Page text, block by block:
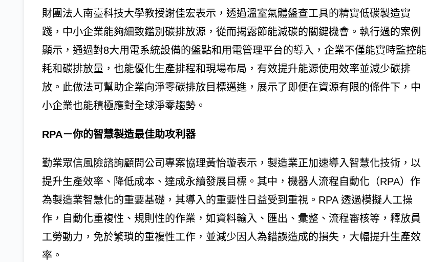
財團法人南臺科技大學教授謝佳宏表示，透過溫室氣體盤查工具的精實低碳製造實
踐，中小企業能夠細致鑑別碳排放源，從而揭露節能減碳的關鍵機會。執行過的案例
顯示，通過對8大用電系統設備的盤點和用電管理平台的導入，企業不僅能實時監控能
耗和碳排放量，也能優化生產排程和現場布局，有效提升能源使用效率並減少碳排
放。此做法可幫助企業向淨零碳排放目標邁進，展示了即便在資源有限的條件下，中
小企業也能積極應對全球淨零趨勢。
RPA－你的智慧製造最佳助攻利器
勤業眾信風險諮詢顧問公司專案協理黃怡璇表示，製造業正加速導入智慧化技術，以
提升生產效率、降低成本、達成永續發展目標。其中，機器人流程自動化（RPA）作
為製造業智慧化的重要基礎，其導入的重要性日益受到重視。RPA 透過模擬人工操
作，自動化重複性、規則性的作業，如資料輸入、匯出、彙整、流程審核等，釋放員
工勞動力，免於繁瑣的重複性工作，並減少因人為錯誤造成的損失，大幅提升生產效
率。